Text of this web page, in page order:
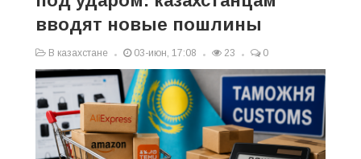
вводят новые пошлины
В казахстане 03-июн, 17:08 23 0